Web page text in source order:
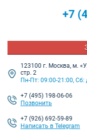
+7
123100 г. Москва, м.
стр. 2
Пн-Пт: 09:00-21:00, Сб:
+7 (495) 198-06-06
Позвонить
+7 (926) 692-59-89
Написать в Telegram